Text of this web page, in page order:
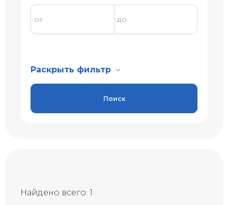
Раскрыть фильтр
Поиск
Найдено всего: 1